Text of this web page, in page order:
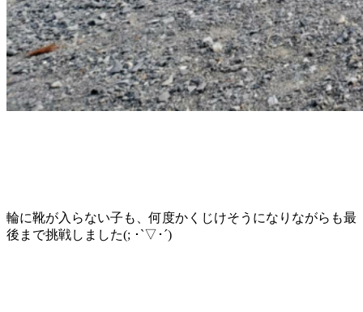
輪に靴が入らない子も、何度かくじけそうになりながらも最
後まで挑戦しました(; ･`▽･´)